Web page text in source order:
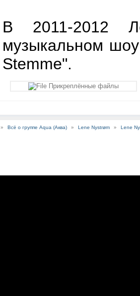
В 2011-2012
музыкальном
Stemme".
Прикреплённые файлы
» Всё о группе Aqua (Аква) » Lene Nystrøm » Lene